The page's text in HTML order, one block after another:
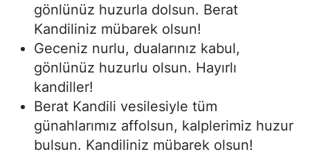
gönlünüz huzurla dolsun. Berat
Kandiliniz mübarek olsun!
Geceniz nurlu, dualarınız kabul,
gönlünüz huzurlu olsun. Hayırlı
kandiller!
Berat Kandili vesilesiyle tüm
günahlarımız affolsun, kalplerimiz huzur
bulsun. Kandiliniz mübarek olsun!